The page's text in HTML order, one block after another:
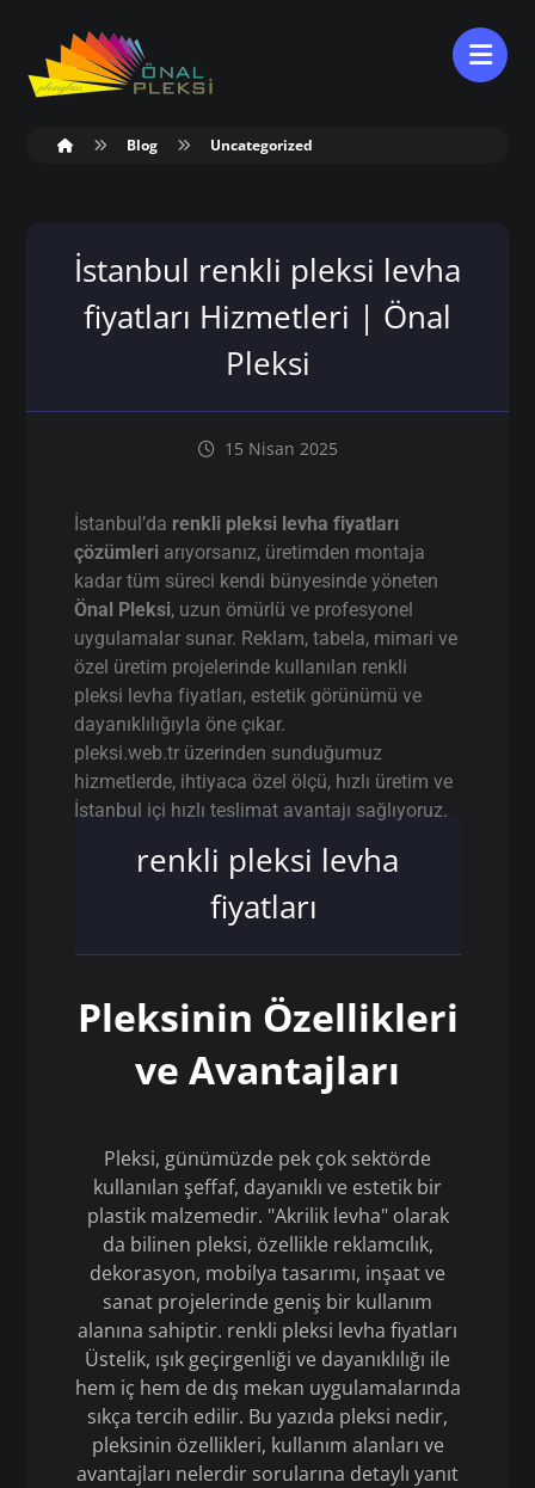
Blog Uncategorized
İstanbul renkli pleksi levha
fiyatları Hizmetleri | Önal
Pleksi
15 Nisan 2025
İstanbul’da renkli pleksi levha fiyatları
çözümleri arıyorsanız, üretimden montaja
kadar tüm süreci kendi bünyesinde yöneten
Önal Pleksi, uzun ömürlü ve profesyonel
uygulamalar sunar. Reklam, tabela, mimari ve
özel üretim projelerinde kullanılan renkli
pleksi levha fiyatları, estetik görünümü ve
dayanıklılığıyla öne çıkar.
pleksi.web.tr üzerinden sunduğumuz
hizmetlerde, ihtiyaca özel ölçü, hızlı üretim ve
İstanbul içi hızlı teslimat avantajı sağlıyoruz.
renkli pleksi levha
fiyatları
Pleksinin Özellikleri
ve Avantajları
Pleksi, günümüzde pek çok sektörde
kullanılan şeffaf, dayanıklı ve estetik bir
plastik malzemedir. "Akrilik levha" olarak
da bilinen pleksi, özellikle reklamcılık,
dekorasyon, mobilya tasarımı, inşaat ve
sanat projelerinde geniş bir kullanım
alanına sahiptir. renkli pleksi levha fiyatları
Üstelik, ışık geçirgenliği ve dayanıklılığı ile
hem iç hem de dış mekan uygulamalarında
sıkça tercih edilir. Bu yazıda pleksi nedir,
pleksinin özellikleri, kullanım alanları ve
avantajları nelerdir sorularına detaylı yanıt